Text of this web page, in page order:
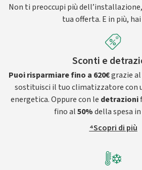
Non ti preoccupi più
tua offerta. E in più,
Sconti e
Puoi risparmiare fino a 620€grazie al
sostituisci il tuo climatizzatore con
energetica. Oppure con le detrazioni
fino al50%della spesa
⁴Scopri di più